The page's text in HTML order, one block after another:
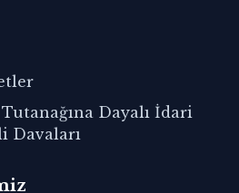
Dayalı İdari
Davaları